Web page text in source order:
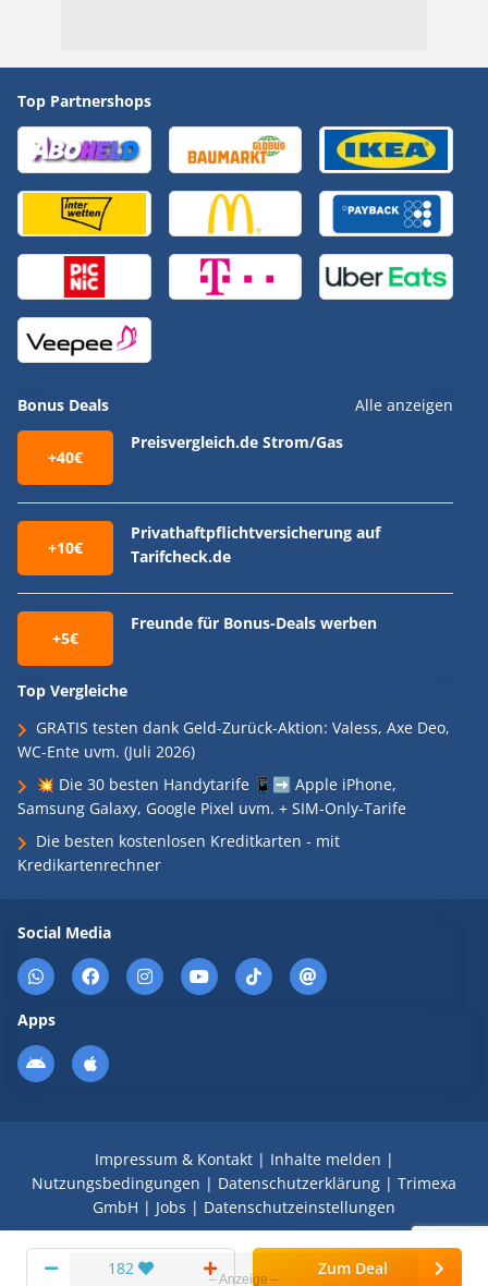
182 Zum Deal
Top Partnershops
Bonus Deals Alle anzeigen
+40€
Preisvergleich.de Strom/Gas
+10€
Privathaftpflichtversicherung auf
Tarifcheck.de
+5€
Freunde für Bonus-Deals werben
Top Vergleiche
GRATIS testen dank Geld-Zurück-Aktion: Valess, Axe Deo,
WC-Ente uvm. (Juli 2026)
💥 Die 30 besten Handytarife 📱➡️ Apple iPhone,
Samsung Galaxy, Google Pixel uvm. + SIM-Only-Tarife
Die besten kostenlosen Kreditkarten - mit
Kredikartenrechner
Social Media
Apps
Impressum & Kontakt| Inhalte melden |
Nutzungsbedingungen | Datenschutzerklärung | Trimexa
GmbH | Jobs | Datenschutzeinstellungen
© 2008 - 2026 Schnäppchen Blog mit Doktortitel -
DealDoktor.de